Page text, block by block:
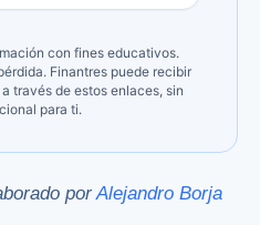
con fines educativos.
Finantres puede recibir
través de estos enlaces, sin
para ti.
porAlejandro Borja